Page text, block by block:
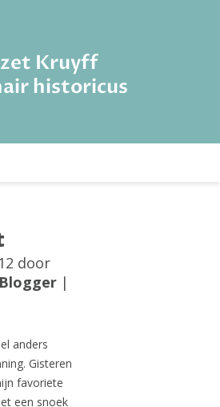
Kruyff
historicus
door
Blogger |
anders
Gisteren
favoriete
een snoek